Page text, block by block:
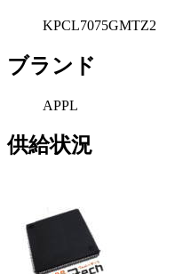
KPCL7075GMTZ2
ブランド
APPL
供給状況